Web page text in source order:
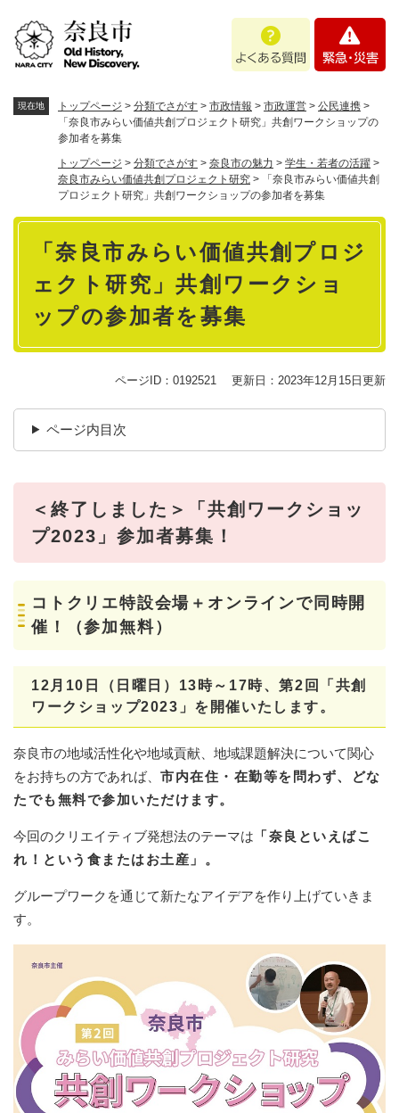
あ
問
・
現在地 トップページ > 分類でさがす > 市政情報 > 市政運営 > 公民連携 >
「奈良市みらい価値共創プロジェクト研究」共創ワークショップの
参加者を募集
トップページ > 分類でさがす > 奈良市の魅力 > 学生・若者の活躍 >
奈良市みらい価値共創プロジェクト研究 >
「奈良市みらい価値共創
プロジェクト研究」共創ワークショップの参加者を募集
本
「奈良市みらい価値共創プロジ
ェクト研究」共創ワークショ
ップの参加者を募集
ページID：0192521 更新日：2023年12月15日更新
ページ内目次
＜終了しました＞「共創ワークショッ
プ2023」参加者募集！
コトクリエ特設会場＋オンラインで同時開
催！（参加無料）
12月10日（日曜日）13時～17時、第2回「共創
ワークショップ2023」を開催いたします。
奈良市の地域活性化や地域貢献、地域課題解決について関心
をお持ちの方であれば、 市内在住・在勤等を問わず、どな
たでも無料で参加いただけます。
今回のクリエイティブ発想法のテーマは 「奈良といえばこ
れ！という食またはお土産」。
グループワークを通じて新たなアイデアを作り上げていきま
す。